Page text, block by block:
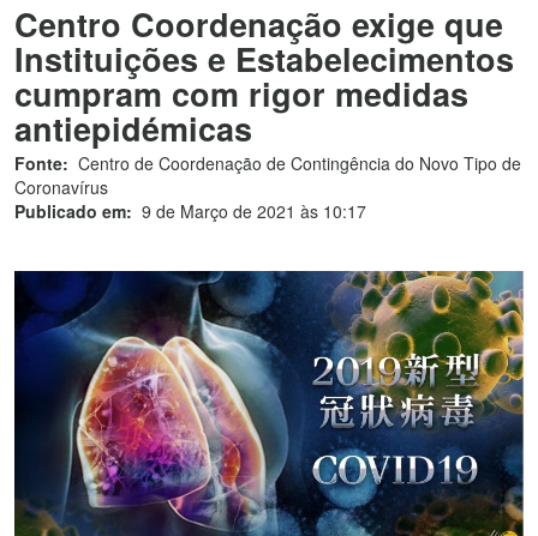
Centro Coordenação exige que
Instituições e Estabelecimentos
cumpram com rigor medidas
antiepidémicas
Fonte: Centro de Coordenação de Contingência do Novo Tipo de
Coronavírus
Publicado em: 9 de Março de 2021 às 10:17